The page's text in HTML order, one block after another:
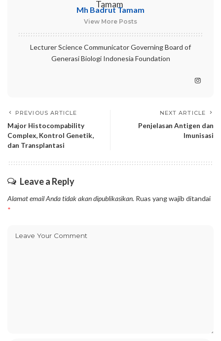
Mh Badrut Tamam
View More Posts
Lecturer Science Communicator Governing Board of
Generasi Biologi Indonesia Foundation
PREVIOUS ARTICLE
Major Histocompability
Complex, Kontrol Genetik,
dan Transplantasi
NEXT ARTICLE
Penjelasan Antigen dan
Imunisasi
Leave a Reply
Alamat email Anda tidak akan dipublikasikan. Ruas yang wajib ditandai
*